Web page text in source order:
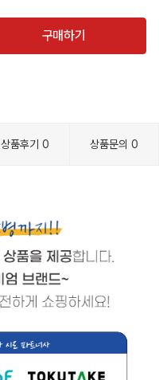
구매하기
상품후기0 상품문의0